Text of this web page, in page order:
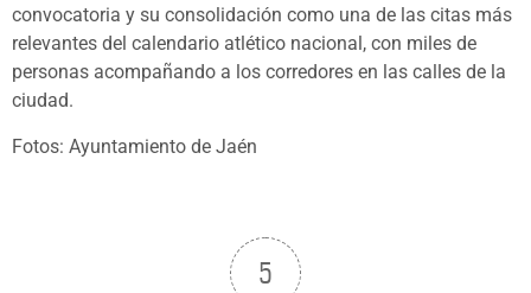
convocatoria y su consolidación como una de las citas más
relevantes del calendario atlético nacional, con miles de
personas acompañando a los corredores en las calles de la
ciudad.
Fotos: Ayuntamiento de Jaén
5